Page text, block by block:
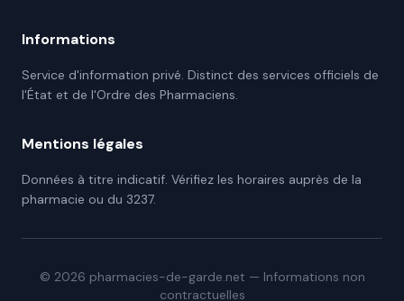
Informations
Service d'information privé. Distinct des services officiels de
l'État et de l'Ordre des Pharmaciens.
Mentions légales
Données à titre indicatif. Vérifiez les horaires auprès de la
pharmacie ou du 3237.
© 2026 pharmacies-de-garde.net — Informations non
contractuelles